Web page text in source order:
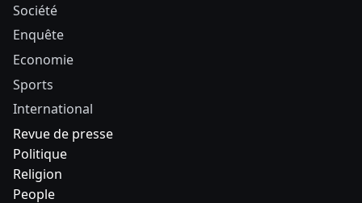
Société
Enquête
Economie
Sports
International
Revue de presse
Politique
Religion
People